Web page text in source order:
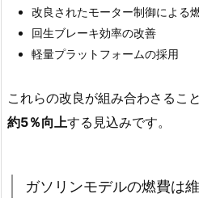
改良されたモーター制御による
回生ブレーキ効率の改善
軽量プラットフォームの採用
これらの改良が組み合わさるこ
約5％向上する見込みです。
ガソリンモデルの燃費は